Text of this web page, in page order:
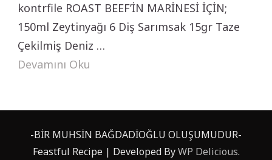
kontrfile ROAST BEEF’İN MARİNESİ İÇİN;
150ml Zeytinyağı 6 Diş Sarımsak 15gr Taze
Çekilmiş Deniz …
Devamını Oku
-BİR MUHSİN BAĞDADİOĞLU OLUŞUMUDUR-
Feastful Recipe | Developed ByWP Delicious.